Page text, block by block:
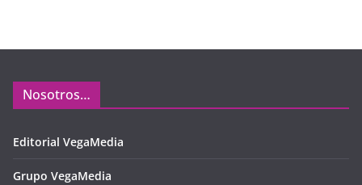
Nosotros…
Editorial VegaMedia
Grupo VegaMedia